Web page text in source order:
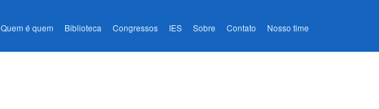
Quem é quem Biblioteca Congressos IES Sobre Contato Nosso time